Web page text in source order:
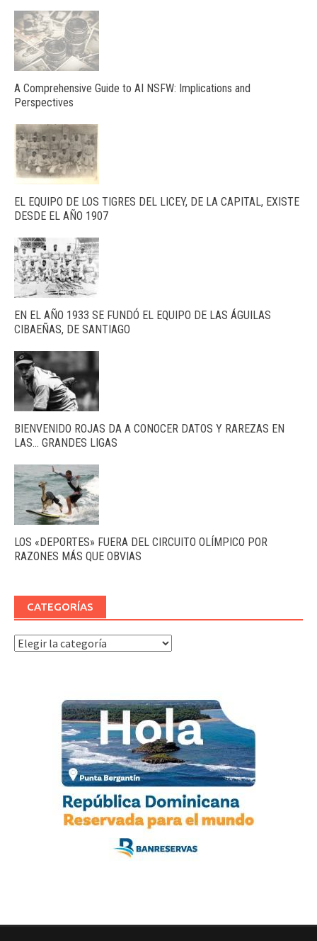
A Comprehensive Guide to AI NSFW: Implications and
Perspectives
EL EQUIPO DE LOS TIGRES DEL LICEY, DE LA CAPITAL, EXISTE
DESDE EL AÑO 1907
EN EL AÑO 1933 SE FUNDÓ EL EQUIPO DE LAS ÁGUILAS
CIBAEÑAS, DE SANTIAGO
BIENVENIDO ROJAS DA A CONOCER DATOS Y RAREZAS EN
LAS… GRANDES LIGAS
LOS «DEPORTES» FUERA DEL CIRCUITO OLÍMPICO POR
RAZONES MÁS QUE OBVIAS
CATEGORÍAS
Categorías